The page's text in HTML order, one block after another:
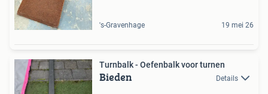
's-Gravenhage 19 mei 26
Turnbalk - Oefenbalk voor turnen
Bieden Details